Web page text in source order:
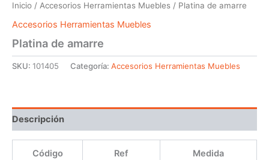
Inicio / Accesorios Herramientas Muebles / Platina de amarre
Accesorios Herramientas Muebles
Platina de amarre
SKU: 101405 Categoría: Accesorios Herramientas Muebles
Descripción
Código Ref Medida